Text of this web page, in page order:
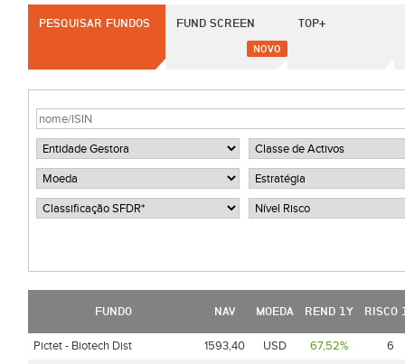
PESQUISAR FUNDOS FUND SCREEN
NOVO
TOP+
FUNDO NAV MOEDA REND 1Y RISCO
Pictet - Biotech Dist 1593,40 USD 67,52%
6